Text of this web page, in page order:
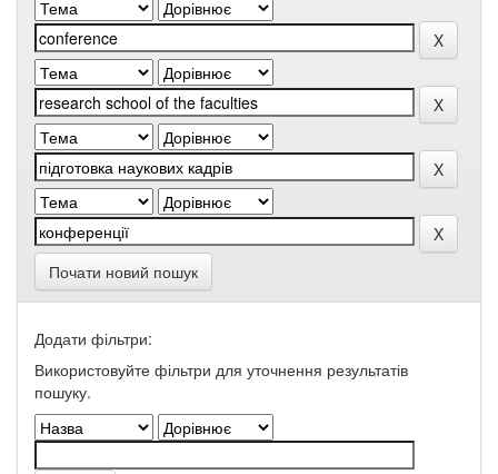
Почати новий пошук
Додати фільтри:
Використовуйте фільтри для уточнення результатів
пошуку.